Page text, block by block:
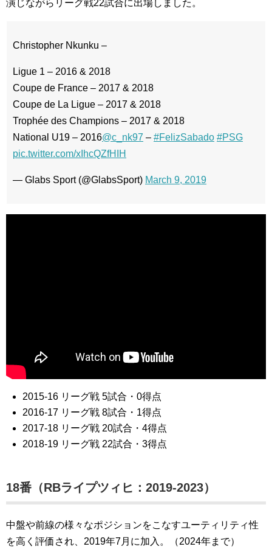
演じながらリーグ戦22試合に出場しました。
Christopher Nkunku –
Ligue 1 – 2016 & 2018
Coupe de France – 2017 & 2018
Coupe de La Ligue – 2017 & 2018
Trophée des Champions – 2017 & 2018
National U19 – 2016@c_nk97 – #FelizSabado #PSG
pic.twitter.com/xIhcQZfHIH
— Glabs Sport (@GlabsSport) March 9, 2019
2015-16 リーグ戦 5試合・0得点
2016-17 リーグ戦 8試合・1得点
2017-18 リーグ戦 20試合・4得点
2018-19 リーグ戦 22試合・3得点
18番（RBライプツィヒ：2019-2023）
中盤や前線の様々なポジションをこなすユーティリティ性
を高く評価され、2019年7月に加入。（2024年まで）